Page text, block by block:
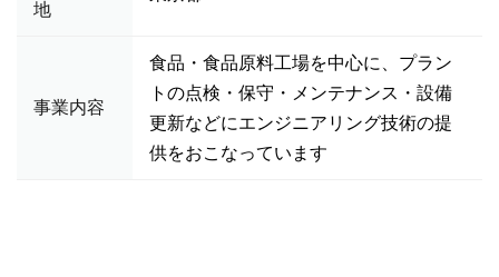
地
事業内容
食品・食品原料工場を中心に、プラン
トの点検・保守・メンテナンス・設備
更新などにエンジニアリング技術の提
供をおこなっています